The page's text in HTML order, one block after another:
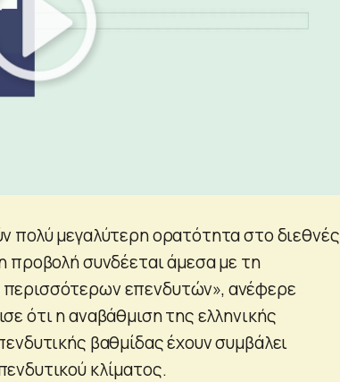
πολύ μεγαλύτερη ορατότητα στο διεθνές
προβολή συνδέεται άμεσα με τη
επενδυτών», ανέφερε
ότι η αναβάθμιση της ελληνικής
βαθμίδας έχουν συμβάλει
κλίματος.